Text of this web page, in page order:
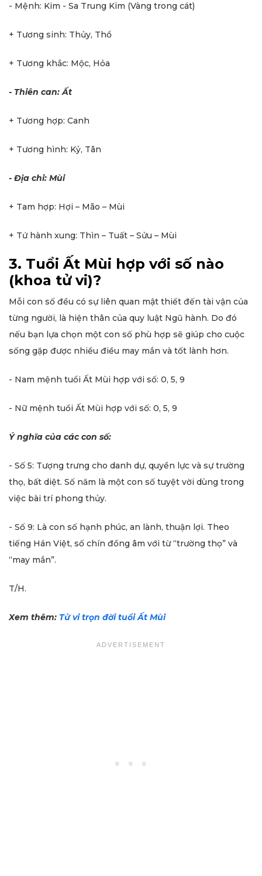
- Mệnh: Kim - Sa Trung Kim (Vàng trong cát)
+ Tương sinh: Thủy, Thổ
+ Tương khắc: Mộc, Hỏa
- Thiên can: Ất
+ Tương hợp: Canh
+ Tương hình: Kỷ, Tân
- Địa chi: Mùi
+ Tam hợp: Hợi – Mão – Mùi
+ Tứ hành xung: Thìn – Tuất – Sửu – Mùi
3. Tuổi Ất Mùi hợp với số nào
(khoa tử vi)?
Mỗi con số đều có sự liên quan mật thiết đến tài vận của
từng người, là hiện thân của quy luật Ngũ hành. Do đó
nếu bạn lựa chọn một con số phù hợp sẽ giúp cho cuộc
sống gặp được nhiều điều may mắn và tốt lành hơn.
- Nam mệnh tuổi Ất Mùi hợp với số: 0, 5, 9
- Nữ mệnh tuổi Ất Mùi hợp với số: 0, 5, 9
Ý nghĩa của các con số:
- Số 5: Tượng trưng cho danh dự, quyền lực và sự trường
thọ, bất diệt. Số năm là một con số tuyệt vời dùng trong
việc bài trí phong thủy.
- Số 9: Là con số hạnh phúc, an lành, thuận lợi. Theo
tiếng Hán Việt, số chín đồng âm với từ “trường thọ” và
“may mắn”.
T/H.
Xem thêm: Tử vi trọn đời tuổi Ất Mùi